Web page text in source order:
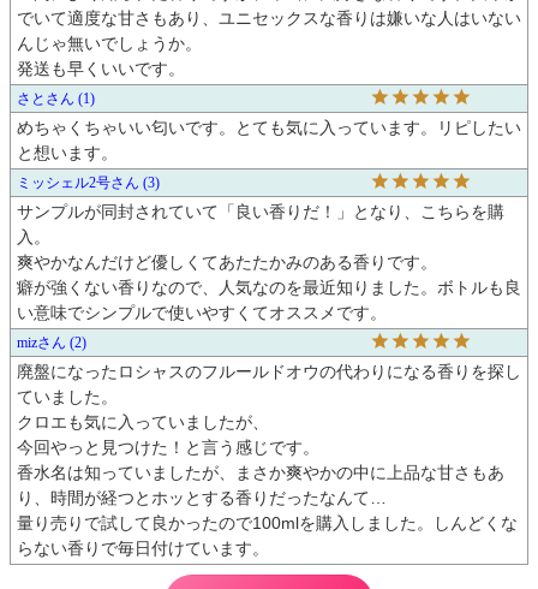
でいて適度な甘さもあり、ユニセックスな香りは嫌いな人はいない
んじゃ無いでしょうか。
発送も早くいいです。
さと 1
めちゃくちゃいい匂いです。とても気に入っています。リピしたい
と想います。
ミッシェル2号 3
サンプルが同封されていて「良い香りだ！」となり、こちらを購
入。
爽やかなんだけど優しくてあたたかみのある香りです。
癖が強くない香りなので、人気なのを最近知りました。ボトルも良
い意味でシンプルで使いやすくてオススメです。
miz 2
廃盤になったロシャスのフルールドオウの代わりになる香りを探し
ていました。
クロエも気に入っていましたが、
今回やっと見つけた！と言う感じです。
香水名は知っていましたが、まさか爽やかの中に上品な甘さもあ
り、時間が経つとホッとする香りだったなんて…
量り売りで試して良かったので100mlを購入しました。しんどくな
らない香りで毎日付けています。